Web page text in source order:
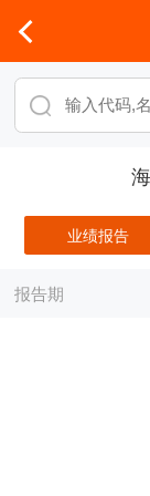
业绩报告
报告期